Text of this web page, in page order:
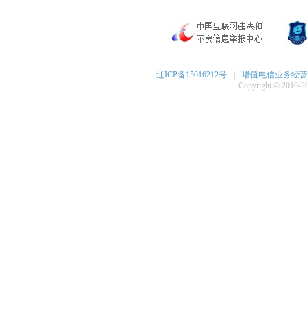
辽ICP备15016212号
增值电信业务经
Copyright © 2010-